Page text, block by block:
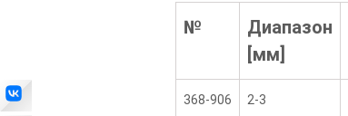
№
Диапазон
[мм]
368-906 2-3